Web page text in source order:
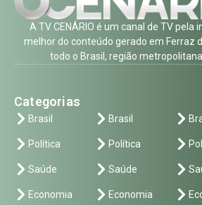
A TV CENÁRIO é um canal de TV pela
melhor do conteúdo gerado em Ferraz
todo o Brasil, região metropolitana
Categorias
Brasil
Política
Saúde
Economia
Brasil
Política
Saúde
Economia